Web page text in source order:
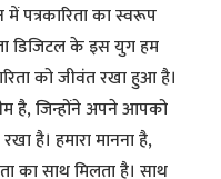
में पत्रकारिता का स्वरूप
डिजिटल के इस युग हम
को जीवंत रखा हुआ है।
है, जिन्होंने अपने आपको
है। हमारा मानना है,
का साथ मिलता है। साथ